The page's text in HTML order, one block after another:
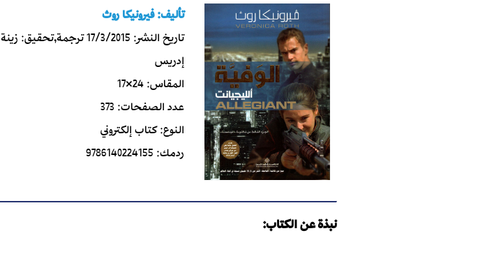
تأليف:فيرونيكا روث
تاريخ النشر:17/3/2015ترجمة,تحقيق:زينة
إدريس
المقاس:24×17
عدد الصفحات:373
النوع:كتاب إلكتروني
ردمك:9786140224155
نبذة عن الكتاب: